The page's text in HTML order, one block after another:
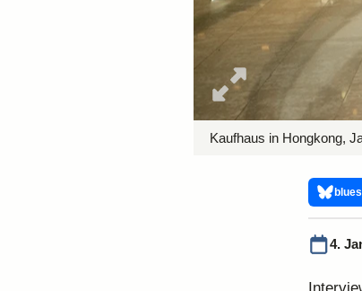
Kaufhaus in Hongkong,
4.